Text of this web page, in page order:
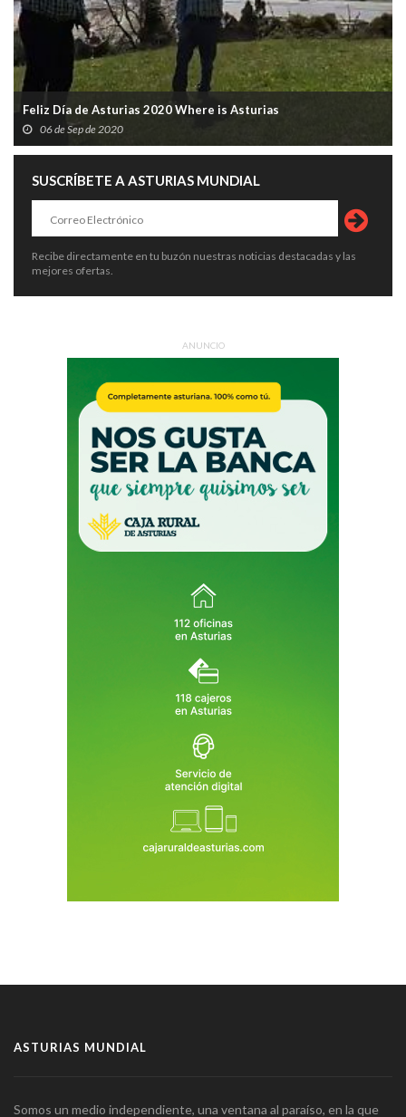
Feliz Día de Asturias 2020 Where is Asturias
06 de Sep de 2020
SUSCRÍBETE A ASTURIAS MUNDIAL
Recibe directamente en tu buzón nuestras noticias destacadas y las
mejores ofertas.
ANUNCIO
ASTURIAS MUNDIAL
Somos un medio independiente, una ventana al paraíso, en la que